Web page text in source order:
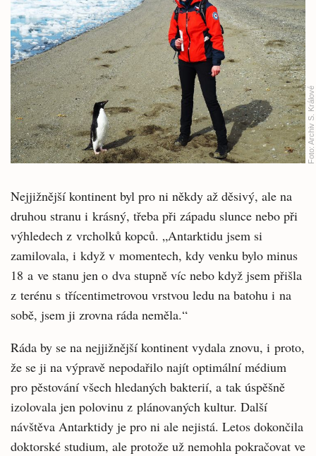
Foto:
Archiv S. Králové
Nejjižnější kontinent byl pro ni někdy až děsivý, ale na
druhou stranu i krásný, třeba při západu slunce nebo při
výhledech z vrcholků kopců. „Antarktidu jsem si
zamilovala, i když v momentech, kdy venku bylo minus
18 a ve stanu jen o dva stupně víc nebo když jsem přišla
z terénu s třícentimetrovou vrstvou ledu na batohu i na
sobě, jsem ji zrovna ráda neměla.“
Ráda by se na nejjižnější kontinent vydala znovu, i proto,
že se ji na výpravě nepodařilo najít optimální médium
pro pěstování všech hledaných bakterií, a tak úspěšně
izolovala jen polovinu z plánovaných kultur. Další
návštěva Antarktidy je pro ni ale nejistá. Letos dokončila
doktorské studium, ale protože už nemohla pokračovat ve